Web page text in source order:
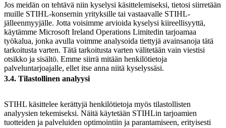
Jos meidän on tehtävä niin kyselysi käsittelemiseksi, tietosi siirretään
muille STIHL-konsernin yrityksille tai vastaavalle STIHL-
jälleenmyyjälle. Jotta voisimme arvioida kyselysi kiireellisyyttä,
käytämme Microsoft Ireland Operations Limitedin tarjoamaa
työkalua, jonka avulla voimme analysoida tiettyjä avainsanoja tätä
tarkoitusta varten. Tätä tarkoitusta varten välitetään vain viestisi
otsikko ja sisältö. Emme siirrä mitään henkilötietoja
palveluntarjoajalle, ellet itse anna niitä kyselyssäsi.
3.4. Tilastollinen analyysi
STIHL käsittelee kerättyjä henkilötietoja myös tilastollisten
analyysien tekemiseksi. Näitä käytetään STIHLin tarjoamien
tuotteiden ja palveluiden optimointiin ja parantamiseen, erityisesti